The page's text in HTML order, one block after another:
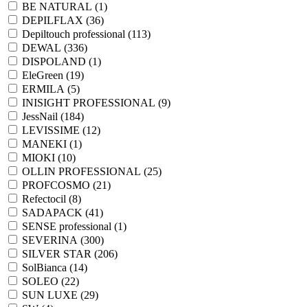
BE NATURAL (1)
DEPILFLAX (36)
Depiltouch professional (113)
DEWAL (336)
DISPOLAND (1)
EleGreen (19)
ERMILA (5)
INISIGHT PROFESSIONAL (9)
JessNail (184)
LEVISSIME (12)
MANEKI (1)
MIOKI (10)
OLLIN PROFESSIONAL (25)
PROFCOSMO (21)
Refectocil (8)
SADAPACK (41)
SENSE professional (1)
SEVERINA (300)
SILVER STAR (206)
SolBianca (14)
SOLEO (22)
SUN LUXE (29)